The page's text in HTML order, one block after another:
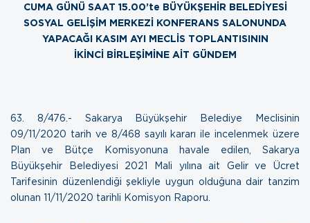
CUMA GÜNÜ SAAT 15.00’te BÜYÜKŞEHİR BELEDİYESİ
SOSYAL GELİŞİM MERKEZİ KONFERANS SALONUNDA
YAPACAĞI KASIM AYI MECLİS TOPLANTISININ
İKİNCİ BİRLEŞİMİNE AİT GÜNDEM
63. 8/476.- Sakarya Büyükşehir Belediye Meclisinin
09/11/2020 tarih ve 8/468 sayılı kararı ile incelenmek üzere
Plan ve Bütçe Komisyonuna havale edilen, Sakarya
Büyükşehir Belediyesi 2021 Mali yılına ait Gelir ve Ücret
Tarifesinin düzenlendiği şekliyle uygun olduğuna dair tanzim
olunan 11/11/2020 tarihli Komisyon Raporu.